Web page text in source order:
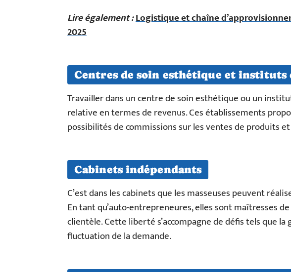
Lire également :Logistique et chaîne
2025
Centres de soin esthétique et instituts
Travailler dans un centre de soin esthétique ou un
relative en termes de revenus. Ces établissements
possibilités de commissions sur les ventes de produits
Cabinets indépendants
C’est dans les cabinets que les masseuses peuvent
En tant qu’auto-entrepreneures, elles sont maîtresses
clientèle. Cette liberté s’accompagne de défis tels que
fluctuation de la demande.